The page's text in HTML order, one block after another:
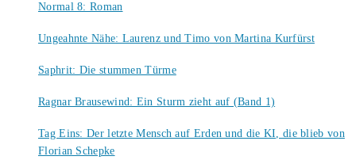
Normal 8: Roman
Ungeahnte Nähe: Laurenz und Timo von Martina Kurfürst
Saphrit: Die stummen Türme
Ragnar Brausewind: Ein Sturm zieht auf (Band 1)
Tag Eins: Der letzte Mensch auf Erden und die KI, die blieb von
Florian Schepke